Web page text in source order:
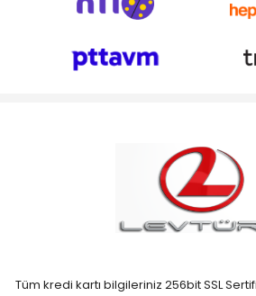
Tüm kredi kartı bilgileriniz 256bit SSL